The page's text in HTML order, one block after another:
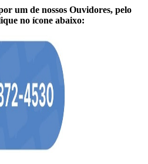
um de nossos Ouvidores, pelo
no ícone abaixo: